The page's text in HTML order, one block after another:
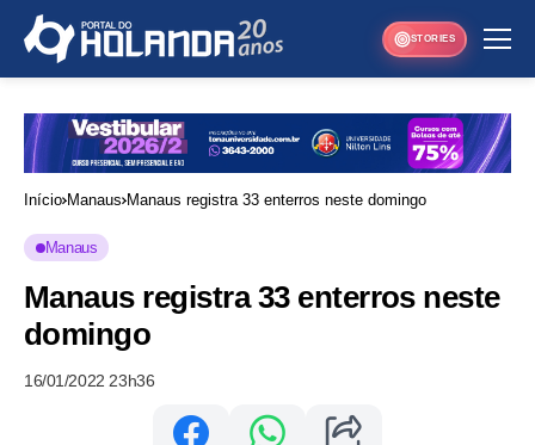
STORIES
Início Manaus Manaus registra 33 enterros neste domingo
Manaus
Manaus registra 33 enterros neste
domingo
16/01/2022 23h36